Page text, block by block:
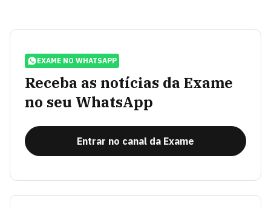
EXAME NO WHATSAPP
Receba as notícias da Exame
no seu WhatsApp
Entrar no canal da Exame